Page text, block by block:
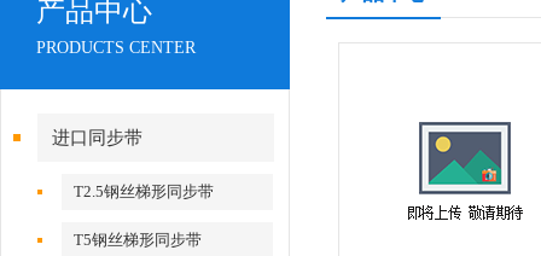
产品中心
PRODUCTS CENTER
进口同步带
T2.5钢丝梯形同步带
T5钢丝梯形同步带